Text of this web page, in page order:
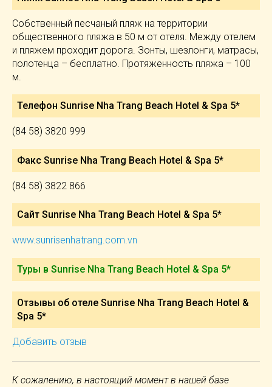
Собственный песчаный пляж на территории
общественного пляжа в 50 м от отеля. Между отелем
и пляжем проходит дорога. Зонты, шезлонги, матрасы,
полотенца – бесплатно. Протяженность пляжа – 100
м.
Телефон Sunrise Nha Trang Beach Hotel & Spa 5*
(84 58) 3820 999
Факс Sunrise Nha Trang Beach Hotel & Spa 5*
(84 58) 3822 866
Сайт Sunrise Nha Trang Beach Hotel & Spa 5*
www.sunrisenhatrang.com.vn
Туры в Sunrise Nha Trang Beach Hotel & Spa 5*
Отзывы об отеле Sunrise Nha Trang Beach Hotel &
Spa 5*
Добавить отзыв
К сожалению, в настоящий момент в нашей базе